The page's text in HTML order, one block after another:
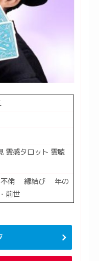
霊感タロット 霊聴
倫 縁結び 年の
前世